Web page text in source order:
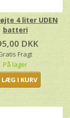
4 liter UDEN
batteri
DKK
Fragt
På lager
LÆG I KURV